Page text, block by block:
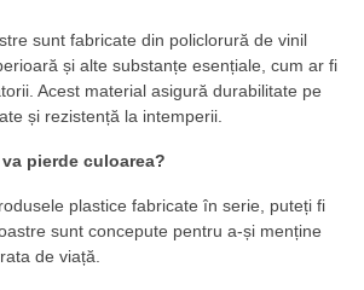
sunt fabricate din policlorură de vinil
și alte substanțe esențiale, cum ar fi
Acest material asigură durabilitate pe
și rezistență la intemperii.
pierde culoarea?
plastice fabricate în serie, puteți fi
sunt concepute pentru a-și menține
de viață.